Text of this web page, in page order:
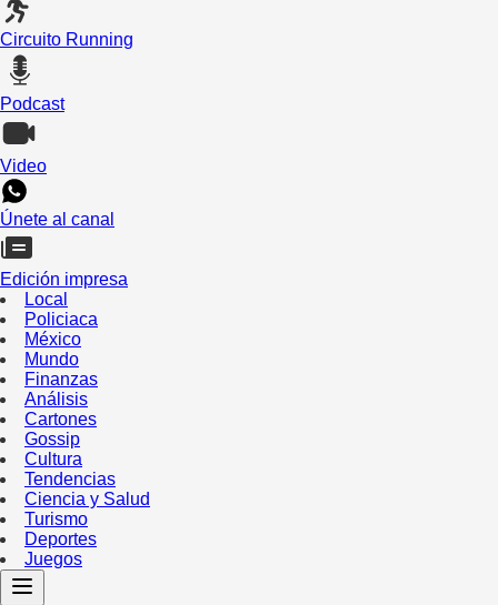
Circuito Running
Podcast
Video
Únete al canal
Edición impresa
Local
Policiaca
México
Mundo
Finanzas
Análisis
Cartones
Gossip
Cultura
Tendencias
Ciencia y Salud
Turismo
Deportes
Juegos